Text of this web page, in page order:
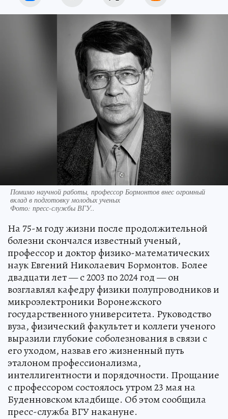
Помимо научной работы, профессор Бормонтов внес огромный
вклад в подготовку молодых ученых
Фото: пресс-службы ВГУ..
На 75-м году жизни после продолжительной
болезни скончался известный ученый,
профессор и доктор физико-математических
наук Евгений Николаевич Бормонтов. Более
двадцати лет — с 2003 по 2024 год — он
возглавлял кафедру физики полупроводников и
микроэлектроники Воронежского
государственного университета. Руководство
вуза, физический факультет и коллеги ученого
выразили глубокие соболезнования в связи с
его уходом, назвав его жизненный путь
эталоном профессионализма,
интеллигентности и порядочности. Прощание
с профессором состоялось утром 23 мая на
Буденновском кладбище. Об этом сообщила
пресс-служба ВГУ накануне.